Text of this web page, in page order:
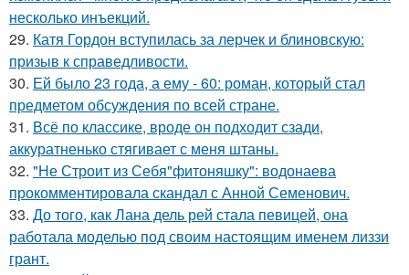
несколько инъекций.
29. Катя Гордон вступилась за лерчек и блиновскую:
призыв к справедливости.
30. Ей было 23 года, а ему - 60: роман, который стал
предметом обсуждения по всей стране.
31. Всё по классике, вроде он подходит сзади,
аккуратненько стягивает с меня штаны.
32. "Не Строит из Себя"фитоняшку": водонаева
прокомментировала скандал с Анной Семенович.
33. До того, как Лана дель рей стала певицей, она
работала моделью под своим настоящим именем лиззи
грант.